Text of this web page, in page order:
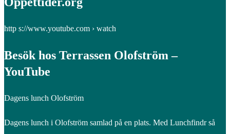
http s://www.youtube.com › watch
Besök hos Terrassen Olofström –
YouTube
Dagens lunch Olofström
Dagens lunch i Olofström samlad på en plats. Med Lunchfindr så